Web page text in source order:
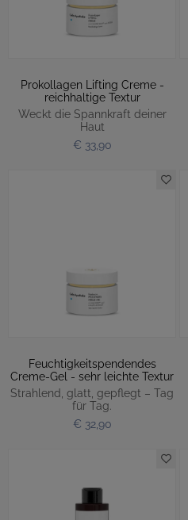
Prokollagen Lifting Creme -
reichhaltige Textur
Weckt die Spannkraft deiner
Haut
€ 33,90
Feuchtigkeitspendendes
Creme-Gel - sehr leichte Textur
Strahlend, glatt, gepflegt – Tag
für Tag.
€ 32,90